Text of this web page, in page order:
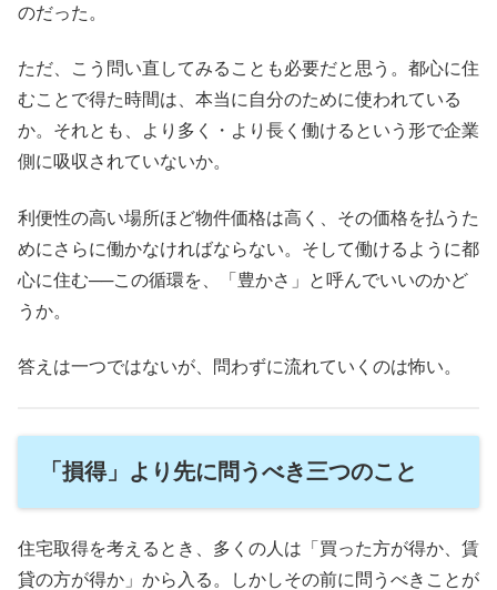
のだった。
ただ、こう問い直してみることも必要だと思う。都心に住
むことで得た時間は、本当に自分のために使われている
か。それとも、より多く・より長く働けるという形で企業
側に吸収されていないか。
利便性の高い場所ほど物件価格は高く、その価格を払うた
めにさらに働かなければならない。そして働けるように都
心に住む──この循環を、「豊かさ」と呼んでいいのかど
うか。
答えは一つではないが、問わずに流れていくのは怖い。
「損得」より先に問うべき三つのこと
住宅取得を考えるとき、多くの人は「買った方が得か、賃
貸の方が得か」から入る。しかしその前に問うべきことが